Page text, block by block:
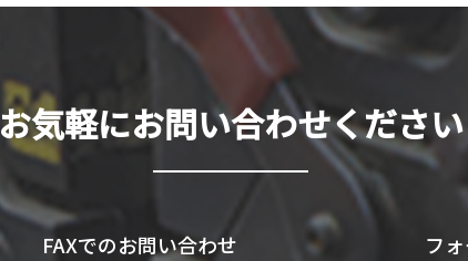
お気軽にお問い合わせください
FAXでのお問い合わせ フ